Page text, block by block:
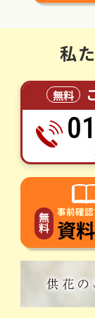
私
無料
無
料
事前確
資